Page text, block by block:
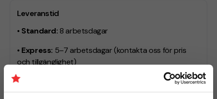
Leveranstid
• Standard: 8 arbetsdagar
• Express: 5–7 arbetsdagar (kontakta oss för pris
och tillgänglighet)
Behöver du leverans till ett specifikt datum? Hör av dig
så hjälper vi dig hitta rätt upplägg.